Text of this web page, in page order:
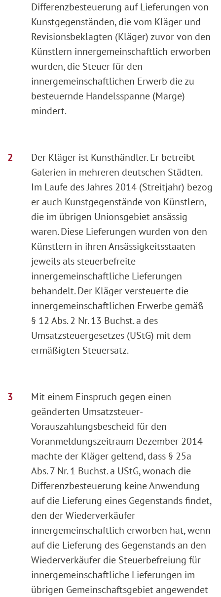
Differenzbesteuerung auf Lieferungen von
Kunstgegenständen, die vom Kläger und
Revisionsbeklagten (Kläger) zuvor von den
Künstlern innergemeinschaftlich erworben
wurden, die Steuer für den
innergemeinschaftlichen Erwerb die zu
besteuernde Handelsspanne (Marge)
mindert.
Der Kläger ist Kunsthändler. Er betreibt
Galerien in mehreren deutschen Städten.
Im Laufe des Jahres 2014 (Streitjahr) bezog
er auch Kunstgegenstände von Künstlern,
die im übrigen Unionsgebiet ansässig
waren. Diese Lieferungen wurden von den
Künstlern in ihren Ansässigkeitsstaaten
jeweils als steuerbefreite
innergemeinschaftliche Lieferungen
behandelt. Der Kläger versteuerte die
innergemeinschaftlichen Erwerbe gemäß
§ 12 Abs. 2 Nr. 13 Buchst. a des
Umsatzsteuergesetzes (UStG) mit dem
ermäßigten Steuersatz.
Mit einem Einspruch gegen einen
geänderten Umsatzsteuer-
Vorauszahlungsbescheid für den
Voranmeldungszeitraum Dezember 2014
machte der Kläger geltend, dass § 25a
Abs. 7 Nr. 1 Buchst. a UStG, wonach die
Differenzbesteuerung keine Anwendung
auf die Lieferung eines Gegenstands findet,
den der Wiederverkäufer
innergemeinschaftlich erworben hat, wenn
auf die Lieferung des Gegenstands an den
Wiederverkäufer die Steuerbefreiung für
innergemeinschaftliche Lieferungen im
übrigen Gemeinschaftsgebiet angewendet